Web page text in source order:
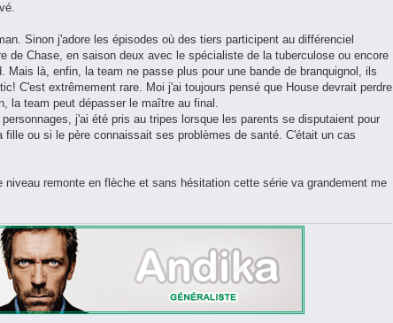
Sinon j'adore les épisodes où des tiers participent au différenciel
de Chase, en saison deux avec le spécialiste de la tuberculose ou encore
là, enfin, la team ne passe plus pour une bande de branquignol, ils
C'est extrêmement rare. Moi j'ai toujours pensé que House devrait perdre
la team peut dépasser le maître au final.
j'ai été pris au tripes lorsque les parents se disputaient pour
ou si le père connaissait ses problèmes de santé. C'était un cas
remonte en flèche et sans hésitation cette série va grandement me